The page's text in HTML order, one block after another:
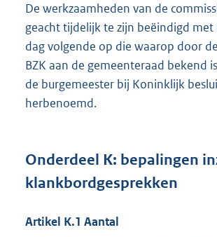
De werkzaamheden van de
geacht tijdelijk te zijn beëindigd met
dag volgende op die waarop door
BZK aan de gemeenteraad bekend
de burgemeester bij Koninklijk
herbenoemd.
Onderdeel K: bepalingen
klankbordgesprekken
Artikel K.1 Aantal